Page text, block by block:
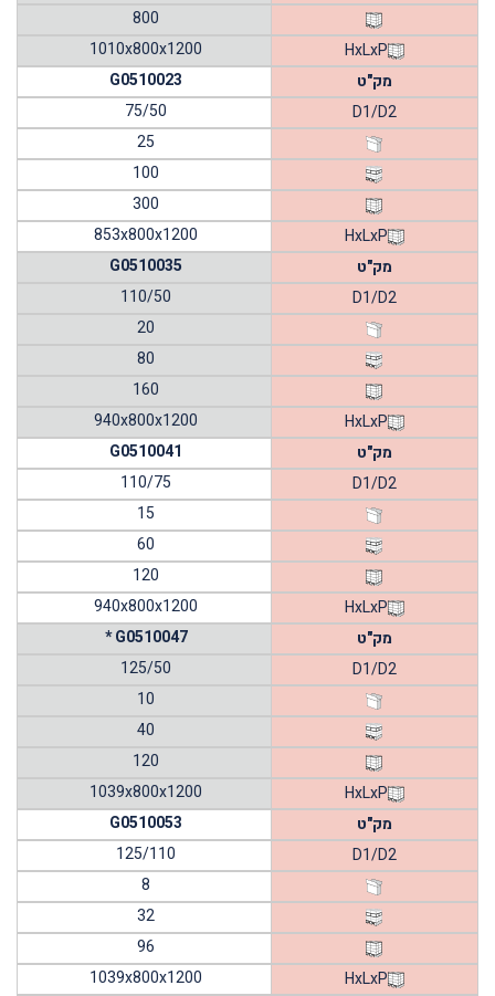
800
HxLxP
1010x800x1200
מק"ט
G0510023
D1/D2
75/50
25
100
300
HxLxP
853x800x1200
מק"ט
G0510035
D1/D2
110/50
20
80
160
HxLxP
940x800x1200
מק"ט
G0510041
D1/D2
110/75
15
60
120
HxLxP
940x800x1200
מק"ט
* G0510047
D1/D2
125/50
10
40
120
HxLxP
1039x800x1200
מק"ט
G0510053
D1/D2
125/110
8
32
96
HxLxP
1039x800x1200